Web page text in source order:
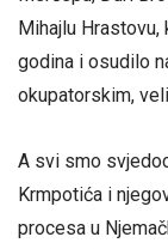
Mihajlu
godina i osudilo
okupatorskim,
A svi smo
Krmpotića i
procesa u